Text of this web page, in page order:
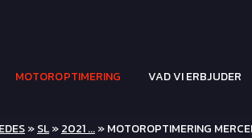
MOTOROPTIMERING VAD VI ERBJUDER
»SL»2021 ...» MOTOROPTIMERING